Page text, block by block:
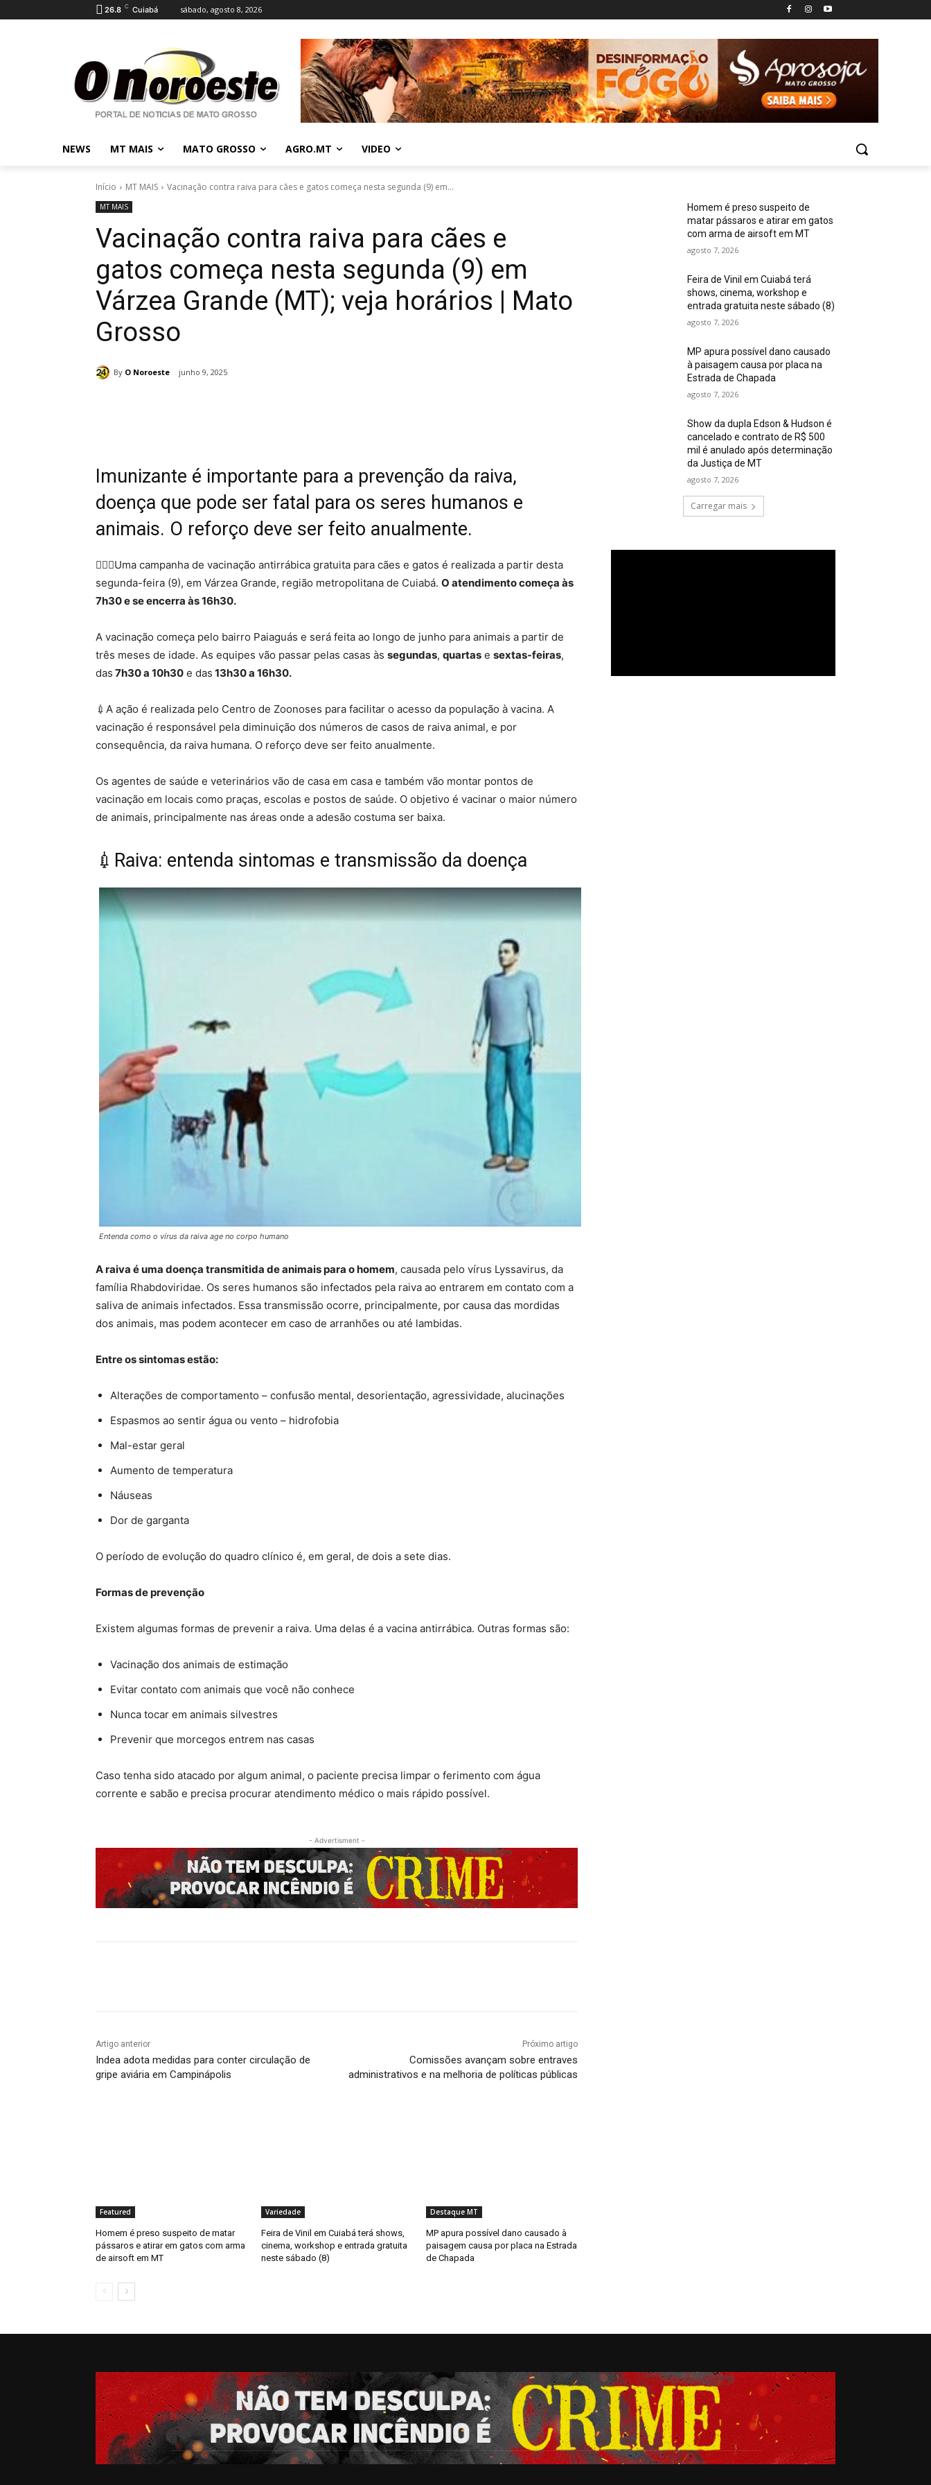
26.8 C Cuiabá sábado, agosto 8, 2026
NEWS MT MAIS MATO GROSSO AGRO.MT VIDEO
Início MT MAIS Vacinação contra raiva para cães e gatos começa nesta segunda (9) em...
MT MAIS
Vacinação contra raiva para cães e
gatos começa nesta segunda (9) em
Várzea Grande (MT); veja horários | Mato
Grosso
By O Noroeste junho 9, 2025
Imunizante é importante para a prevenção da raiva,
doença que pode ser fatal para os seres humanos e
animais. O reforço deve ser feito anualmente.
🐕‍🦺🐱Uma campanha de vacinação antirrábica gratuita para cães e gatos é realizada a partir desta
segunda-feira (9), em Várzea Grande, região metropolitana de Cuiabá. O atendimento começa às
7h30 e se encerra às 16h30.
A vacinação começa pelo bairro Paiaguás e será feita ao longo de junho para animais a partir de
três meses de idade. As equipes vão passar pelas casas às segundas, quartas e sextas-feiras,
das 7h30 a 10h30 e das 13h30 a 16h30.
💉A ação é realizada pelo Centro de Zoonoses para facilitar o acesso da população à vacina. A
vacinação é responsável pela diminuição dos números de casos de raiva animal, e por
consequência, da raiva humana. O reforço deve ser feito anualmente.
Os agentes de saúde e veterinários vão de casa em casa e também vão montar pontos de
vacinação em locais como praças, escolas e postos de saúde. O objetivo é vacinar o maior número
de animais, principalmente nas áreas onde a adesão costuma ser baixa.
💉Raiva: entenda sintomas e transmissão da doença
Entenda como o vírus da raiva age no corpo humano
A raiva é uma doença transmitida de animais para o homem, causada pelo vírus Lyssavirus, da
família Rhabdoviridae. Os seres humanos são infectados pela raiva ao entrarem em contato com a
saliva de animais infectados. Essa transmissão ocorre, principalmente, por causa das mordidas
dos animais, mas podem acontecer em caso de arranhões ou até lambidas.
Entre os sintomas estão:
Alterações de comportamento – confusão mental, desorientação, agressividade, alucinações
Espasmos ao sentir água ou vento – hidrofobia
Mal-estar geral
Aumento de temperatura
Náuseas
Dor de garganta
O período de evolução do quadro clínico é, em geral, de dois a sete dias.
Formas de prevenção
Existem algumas formas de prevenir a raiva. Uma delas é a vacina antirrábica. Outras formas são:
Vacinação dos animais de estimação
Evitar contato com animais que você não conhece
Nunca tocar em animais silvestres
Prevenir que morcegos entrem nas casas
Caso tenha sido atacado por algum animal, o paciente precisa limpar o ferimento com água
corrente e sabão e precisa procurar atendimento médico o mais rápido possível.
- Advertisment -
Artigo anterior
Indea adota medidas para conter circulação de
gripe aviária em Campinápolis
Próximo artigo
Comissões avançam sobre entraves
administrativos e na melhoria de políticas públicas
Featured
Homem é preso suspeito de matar
pássaros e atirar em gatos com arma
de airsoft em MT
Variedade
Feira de Vinil em Cuiabá terá shows,
cinema, workshop e entrada gratuita
neste sábado (8)
Destaque MT
MP apura possível dano causado à
paisagem causa por placa na Estrada
de Chapada
Homem é preso suspeito de
matar pássaros e atirar em gatos
com arma de airsoft em MT
agosto 7, 2026
Feira de Vinil em Cuiabá terá
shows, cinema, workshop e
entrada gratuita neste sábado (8)
agosto 7, 2026
MP apura possível dano causado
à paisagem causa por placa na
Estrada de Chapada
agosto 7, 2026
Show da dupla Edson & Hudson é
cancelado e contrato de R$ 500
mil é anulado após determinação
da Justiça de MT
agosto 7, 2026
Carregar mais